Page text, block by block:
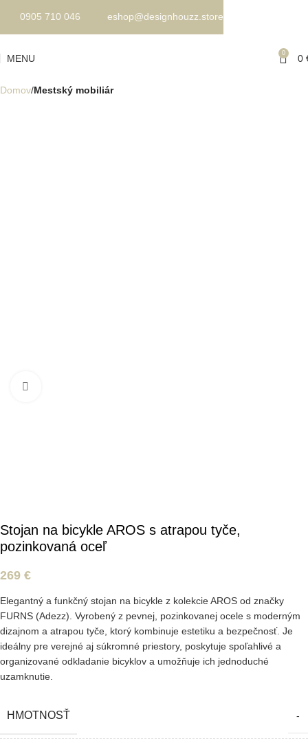
MENU 0 0
Domov Mestský mobiliár
Stojan na bicykle AROS s atrapou tyče,
pozinkovaná oceľ
269 €
Elegantný a funkčný stojan na bicykle z kolekcie AROS od značky
FURNS (Adezz). Vyrobený z pevnej, pozinkovanej ocele s moderným
dizajnom a atrapou tyče, ktorý kombinuje estetiku a bezpečnosť. Je
ideálny pre verejné aj súkromné priestory, poskytuje spoľahlivé a
organizované odkladanie bicyklov a umožňuje ich jednoduché
uzamknutie.
HMOTNOSŤ -
0905 710 046 eshop@designhouzz.store